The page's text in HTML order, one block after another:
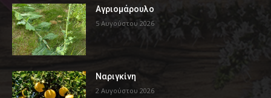
Αγριομάρουλο
5 Αυγούστου 2026
Ναριγκίνη
2 Αυγούστου 2026